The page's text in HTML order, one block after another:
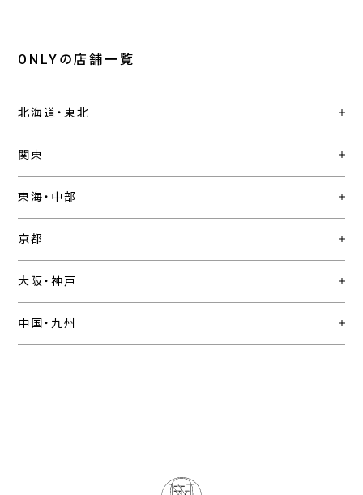
ONLYの店舗一覧
北海道・東北
関東
東海・中部
京都
大阪・神戸
中国・九州